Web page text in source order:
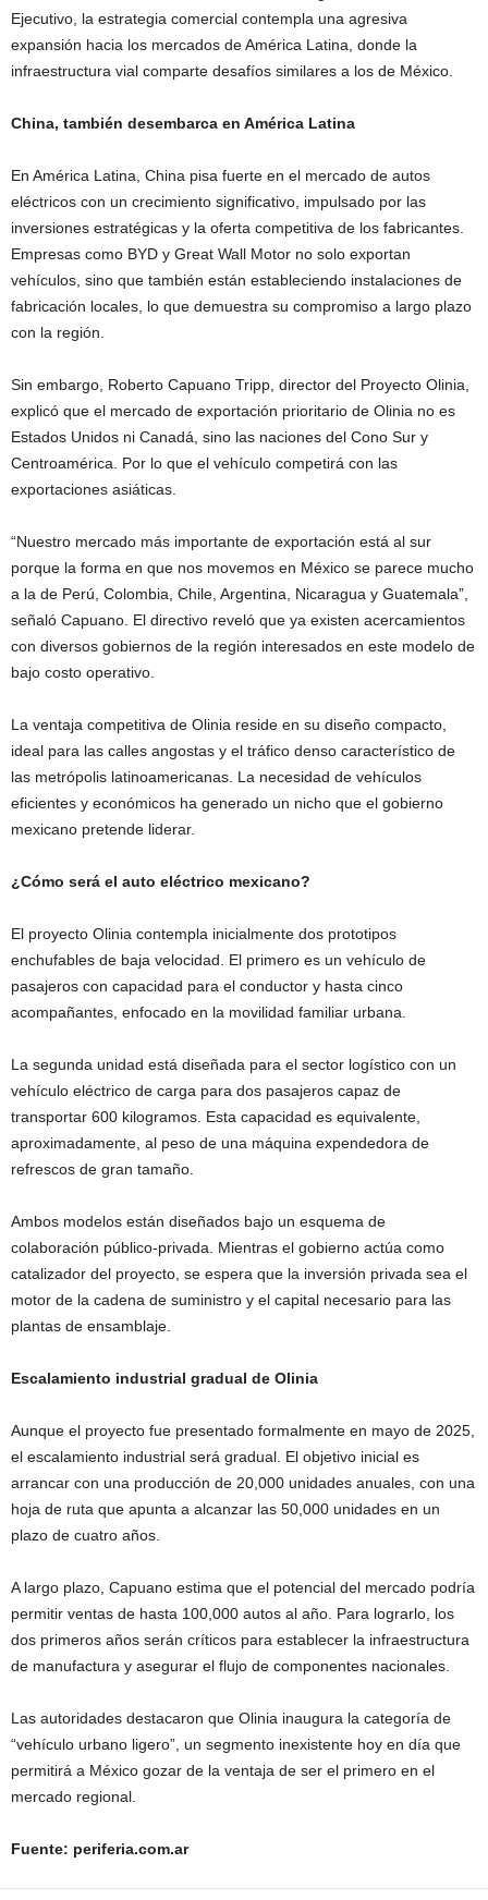
Ejecutivo, la estrategia comercial contempla una agresiva
expansión hacia los mercados de América Latina, donde la
infraestructura vial comparte desafíos similares a los de México.
China, también desembarca en América Latina
En América Latina, China pisa fuerte en el mercado de autos
eléctricos con un crecimiento significativo, impulsado por las
inversiones estratégicas y la oferta competitiva de los fabricantes.
Empresas como BYD y Great Wall Motor no solo exportan
vehículos, sino que también están estableciendo instalaciones de
fabricación locales, lo que demuestra su compromiso a largo plazo
con la región.
Sin embargo, Roberto Capuano Tripp, director del Proyecto Olinia,
explicó que el mercado de exportación prioritario de Olinia no es
Estados Unidos ni Canadá, sino las naciones del Cono Sur y
Centroamérica. Por lo que el vehículo competirá con las
exportaciones asiáticas.
“Nuestro mercado más importante de exportación está al sur
porque la forma en que nos movemos en México se parece mucho
a la de Perú, Colombia, Chile, Argentina, Nicaragua y Guatemala”,
señaló Capuano. El directivo reveló que ya existen acercamientos
con diversos gobiernos de la región interesados en este modelo de
bajo costo operativo.
La ventaja competitiva de Olinia reside en su diseño compacto,
ideal para las calles angostas y el tráfico denso característico de
las metrópolis latinoamericanas. La necesidad de vehículos
eficientes y económicos ha generado un nicho que el gobierno
mexicano pretende liderar.
¿Cómo será el auto eléctrico mexicano?
El proyecto Olinia contempla inicialmente dos prototipos
enchufables de baja velocidad. El primero es un vehículo de
pasajeros con capacidad para el conductor y hasta cinco
acompañantes, enfocado en la movilidad familiar urbana.
La segunda unidad está diseñada para el sector logístico con un
vehículo eléctrico de carga para dos pasajeros capaz de
transportar 600 kilogramos. Esta capacidad es equivalente,
aproximadamente, al peso de una máquina expendedora de
refrescos de gran tamaño.
Ambos modelos están diseñados bajo un esquema de
colaboración público-privada. Mientras el gobierno actúa como
catalizador del proyecto, se espera que la inversión privada sea el
motor de la cadena de suministro y el capital necesario para las
plantas de ensamblaje.
Escalamiento industrial gradual de Olinia
Aunque el proyecto fue presentado formalmente en mayo de 2025,
el escalamiento industrial será gradual. El objetivo inicial es
arrancar con una producción de 20,000 unidades anuales, con una
hoja de ruta que apunta a alcanzar las 50,000 unidades en un
plazo de cuatro años.
A largo plazo, Capuano estima que el potencial del mercado podría
permitir ventas de hasta 100,000 autos al año. Para lograrlo, los
dos primeros años serán críticos para establecer la infraestructura
de manufactura y asegurar el flujo de componentes nacionales.
Las autoridades destacaron que Olinia inaugura la categoría de
“vehículo urbano ligero”, un segmento inexistente hoy en día que
permitirá a México gozar de la ventaja de ser el primero en el
mercado regional.
Fuente: periferia.com.ar